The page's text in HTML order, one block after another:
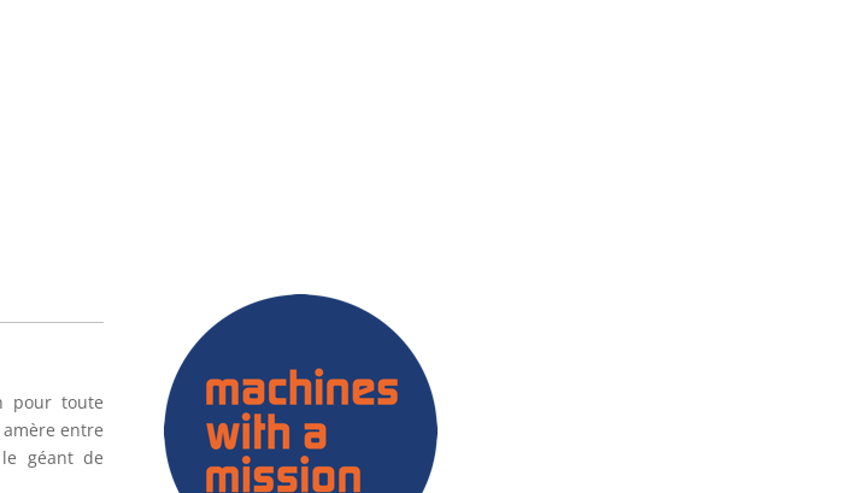
pour toute
entre
le géant de